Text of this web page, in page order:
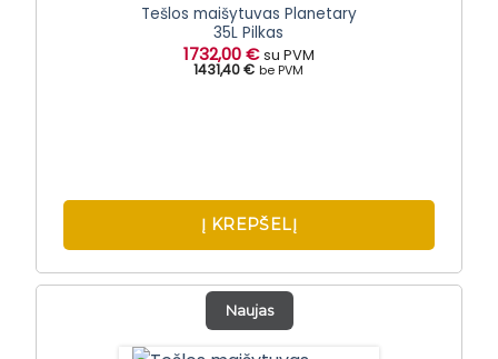
product
page
Tešlos maišytuvas Planetary
35L Pilkas
1732,00€ su PVM
1431,40 € be PVM
Į KREPŠELĮ
Naujas